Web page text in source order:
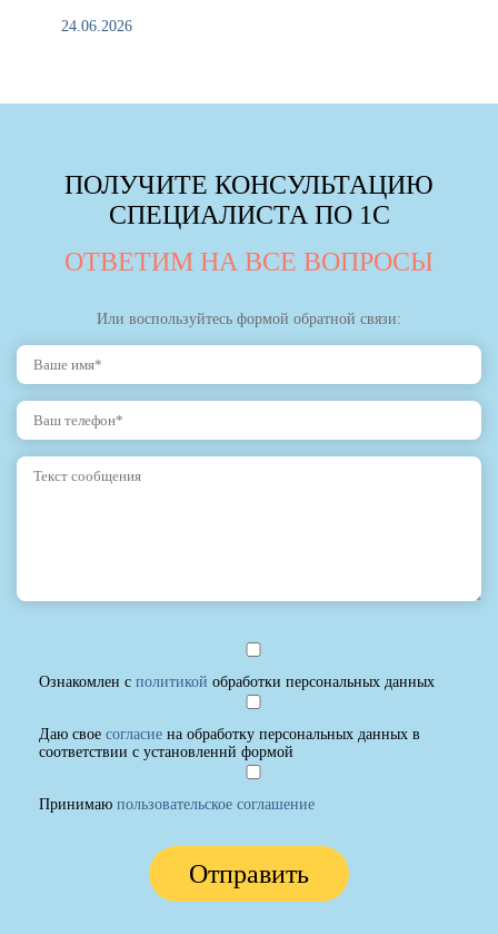
24.06.2026
ПОЛУЧИТЕ КОНСУЛЬТАЦИЮ
СПЕЦИАЛИСТА ПО 1С
ОТВЕТИМ НА ВСЕ ВОПРОСЫ
Или воспользуйтесь формой обратной связи:
Ознакомлен с политикой обработки персональных данных
Даю свое согласие на обработку персональных данных в
соответствии с установленнй формой
Принимаю пользовательское соглашение
Отправить